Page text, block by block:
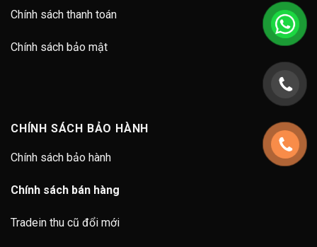
Chính sách thanh toán
Chính sách bảo mật
CHÍNH SÁCH BẢO HÀNH
Chính sách bảo hành
Chính sách bán hàng
Tradein thu cũ đổi mới